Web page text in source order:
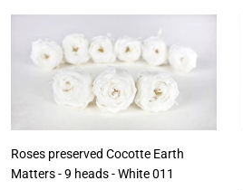
zzgl.
MwSt
(VAT/IVA
excl.)
Roses preserved Cocotte Earth
Matters - 9 heads - White 011